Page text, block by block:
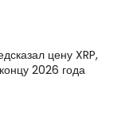
цену XRP,
2026 года